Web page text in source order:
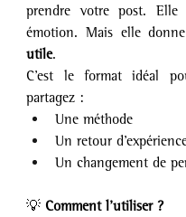
prendre votre post. Elle
émotion. Mais elle
utile.
C’est le format idéal
partagez :
Une méthode
Un retour
Un changement de
💡 Comment l’utiliser ?